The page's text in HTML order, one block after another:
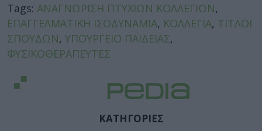
Tags: ΑΝΑΓΝΩΡΙΣΗ ΠΤΥΧΙΩΝ ΚΟΛΛΕΓΙΩΝ,
ΕΠΑΓΓΕΛΜΑΤΙΚΗ ΙΣΟΔΥΝΑΜΙΑ, ΚΟΛΛΕΓΙΑ, ΤΙΤΛΟΙ
ΣΠΟΥΔΩΝ, ΥΠΟΥΡΓΕΙΟ ΠΑΙΔΕΙΑΣ,
ΦΥΣΙΚΟΘΕΡΑΠΕΥΤΕΣ
ΚΑΤΗΓΟΡΙΕΣ